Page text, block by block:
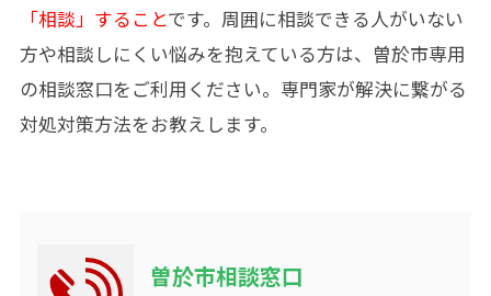
「相談」することです。周囲に相談できる人がいない
方や相談しにくい悩みを抱えている方は、曽於市専用
の相談窓口をご利用ください。専門家が解決に繋がる
対処対策方法をお教えします。
曽於市相談窓口